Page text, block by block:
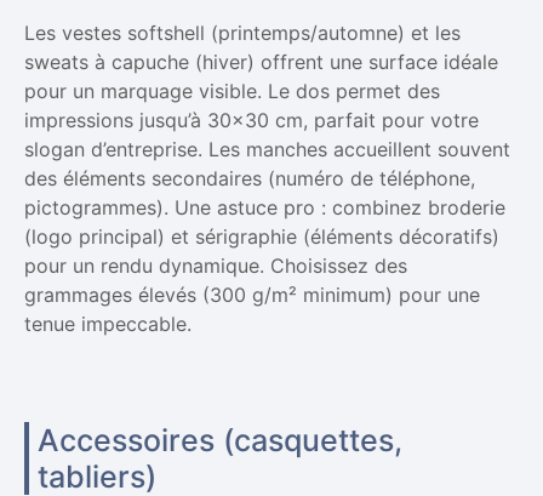
Les vestes softshell (printemps/automne) et les
sweats à capuche (hiver) offrent une surface idéale
pour un marquage visible. Le dos permet des
impressions jusqu’à 30×30 cm, parfait pour votre
slogan d’entreprise. Les manches accueillent souvent
des éléments secondaires (numéro de téléphone,
pictogrammes). Une astuce pro : combinez broderie
(logo principal) et sérigraphie (éléments décoratifs)
pour un rendu dynamique. Choisissez des
grammages élevés (300 g/m² minimum) pour une
tenue impeccable.
Accessoires (casquettes,
tabliers)